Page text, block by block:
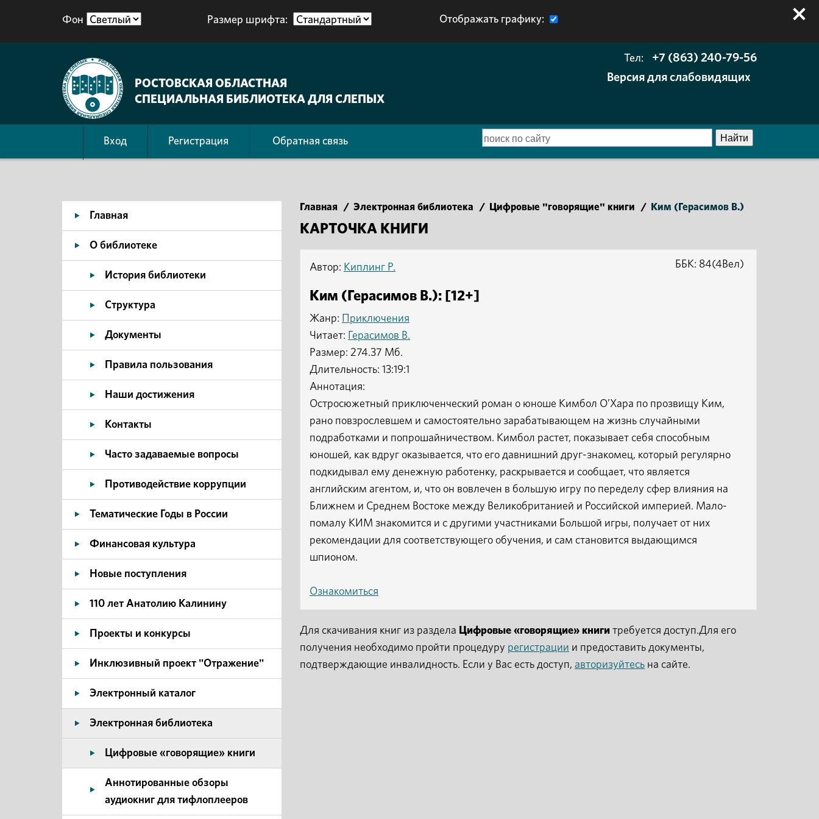
Фон Размер шрифта: Отображать графику:
РОСТОВСКАЯ ОБЛАСТНАЯ
СПЕЦИАЛЬНАЯ БИБЛИОТЕКА ДЛЯ СЛЕПЫХ
Тел:
+7 (863) 240-79-56
Версия для слабовидящих
Вход Регистрация Обратная связь
Главная
О библиотеке
История библиотеки
Структура
Документы
Правила пользования
Наши достижения
Контакты
Часто задаваемые вопросы
Противодействие коррупции
Тематические Годы в России
Финансовая культура
Новые поступления
110 лет Анатолию Калинину
Проекты и конкурсы
Инклюзивный проект "Отражение"
Электронный каталог
Электронная библиотека
Цифровые «говорящие» книги
Аннотированные обзоры
аудиокниг для тифлоплееров
Главная / Электронная библиотека / Цифровые "говорящие" книги / Ким (Герасимов В.)
КАРТОЧКА КНИГИ
Автор: Киплинг Р.
Ким (Герасимов В.): [12+]
Жанр: Приключения
Читает: Герасимов В.
ББК: 84(4Вел)
Размер: 274.37 Мб.
Длительность: 13:19:1
Аннотация:
Остросюжетный приключенческий роман о юноше Кимбол О’Хара по прозвищу Ким,
рано повзрослевшем и самостоятельно зарабатывающем на жизнь случайными
подработками и попрошайничеством. Кимбол растет, показывает себя способным
юношей, как вдруг оказывается, что его давнишний друг-знакомец, который регулярно
подкидывал ему денежную работенку, раскрывается и сообщает, что является
английским агентом, и, что он вовлечен в большую игру по переделу сфер влияния на
Ближнем и Среднем Востоке между Великобританией и Российской империей. Мало-
помалу КИМ знакомится и с другими участниками Большой игры, получает от них
рекомендации для соответствующего обучения, и сам становится выдающимся
шпионом.
Ознакомиться
Для скачивания книг из раздела Цифровые «говорящие» книги требуется доступ.Для его
получения необходимо пройти процедуру регистрации и предоставить документы,
подтверждающие инвалидность. Если у Вас есть доступ, авторизуйтесь на сайте.